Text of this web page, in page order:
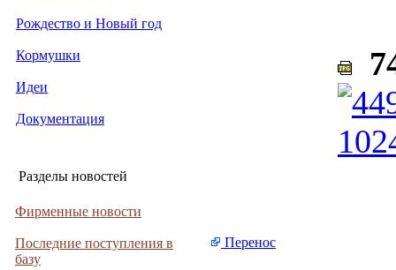
Рождество и Новый год
Кормушки
Идеи
Документация
Разделы новостей
Фирменные новости
Последние поступления в
базу
Перенос